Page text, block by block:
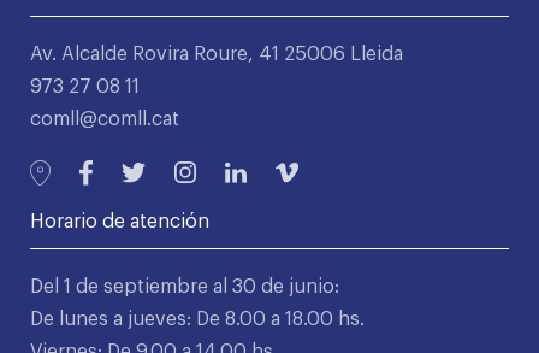
Av. Alcalde Rovira Roure, 41 25006 Lleida
973 27 08 11
comll@comll.cat
Horario de atención
Del 1 de septiembre al 30 de junio:
De lunes a jueves: De 8.00 a 18.00 hs.